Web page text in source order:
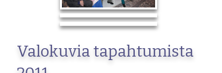
Valokuvia tapahtumista